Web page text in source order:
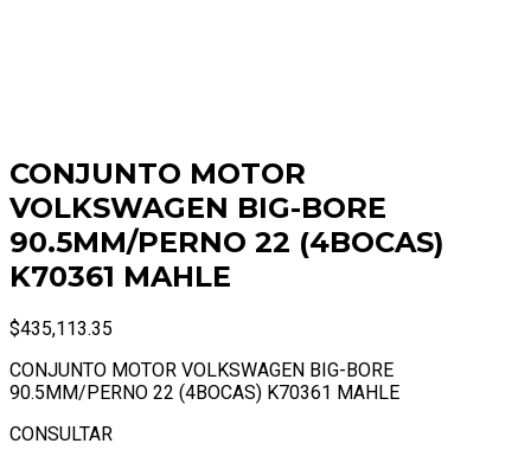
CONJUNTO MOTOR
VOLKSWAGEN BIG-BORE
90.5MM/PERNO 22 (4BOCAS)
K70361 MAHLE
$435,113.35
CONJUNTO MOTOR VOLKSWAGEN BIG-BORE
90.5MM/PERNO 22 (4BOCAS) K70361 MAHLE
CONSULTAR